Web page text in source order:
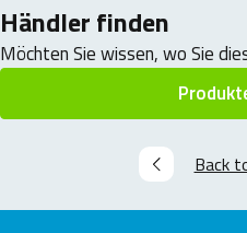
Händler finden
Möchten Sie wissen, wo Sie
Back